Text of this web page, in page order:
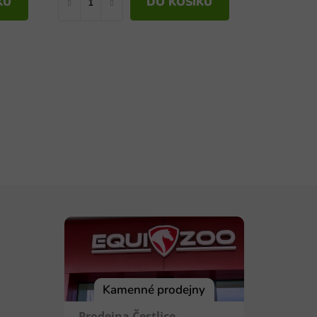
Kamenné prodejny